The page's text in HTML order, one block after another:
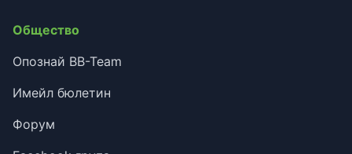
Общество
Опознай BB-Team
Имейл бюлетин
Форум